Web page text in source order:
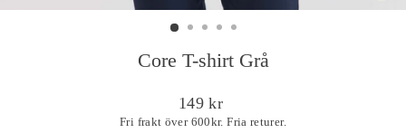
Core T-shirt Grå
Ordinarie
pris
149 kr
Fri frakt över 600kr. Fria returer.